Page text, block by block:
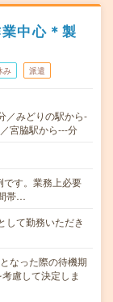
中心＊製
み 派遣
／みどりの駅から-
宮脇駅から---分
す。業務上必要
帯…
して勤務いただき
なった際の待機期
慮して決定しま